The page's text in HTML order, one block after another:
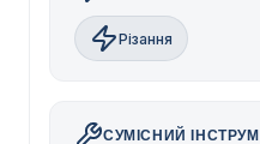
Різання
СУМІСНИЙ